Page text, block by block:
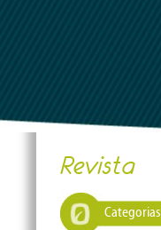
Revista
Categorias